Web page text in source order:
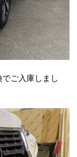
ご入庫しまし